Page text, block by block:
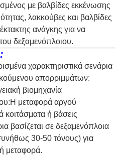
με βαλβίδες εκκένωσης
λακκούβες και βαλβίδες
ανάγκης για να
δεξαμενόπλοιου.
χαρακτηριστικά σενάρια
απορριμμάτων:
βιομηχανία
μεταφορά αργού
κοιτάσματα ή βάσεις
βασίζεται σε δεξαμενόπλοια
30-50 τόνους) για
μεταφορά.